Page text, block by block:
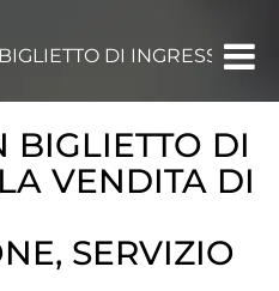
DI INGRESSO
BIGLIETTO DI
VENDITA DI
SERVIZIO